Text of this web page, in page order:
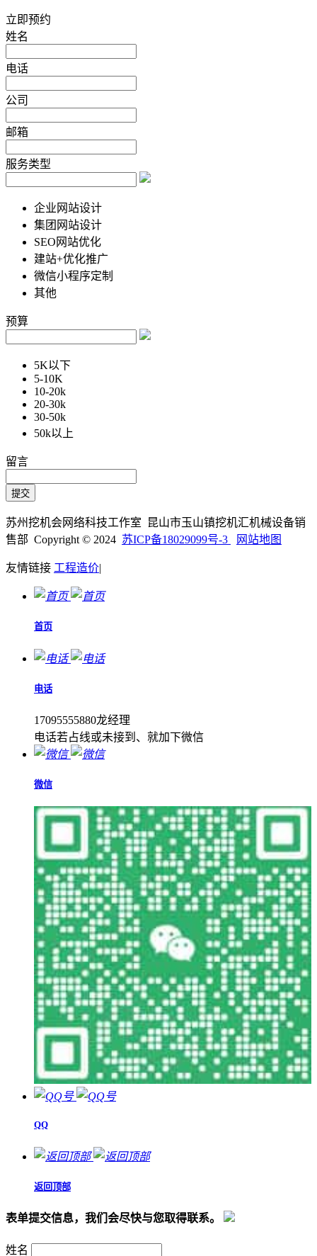
立即预约
姓名
电话
公司
邮箱
服务类型
企业网站设计
集团网站设计
SEO网站优化
建站+优化推广
微信小程序定制
其他
预算
5K以下
5-10K
10-20k
20-30k
30-50k
50k以上
留言
苏州挖机会网络科技工作室 昆山市玉山镇挖机汇机械设备销
售部 Copyright © 2024 苏ICP备18029099号-3 网站地图
友情链接 工程造价|
首页
电话
17095555880龙经理
电话若占线或未接到、就加下微信
微信
QQ
返回顶部
表单提交信息，我们会尽快与您取得联系。
姓名